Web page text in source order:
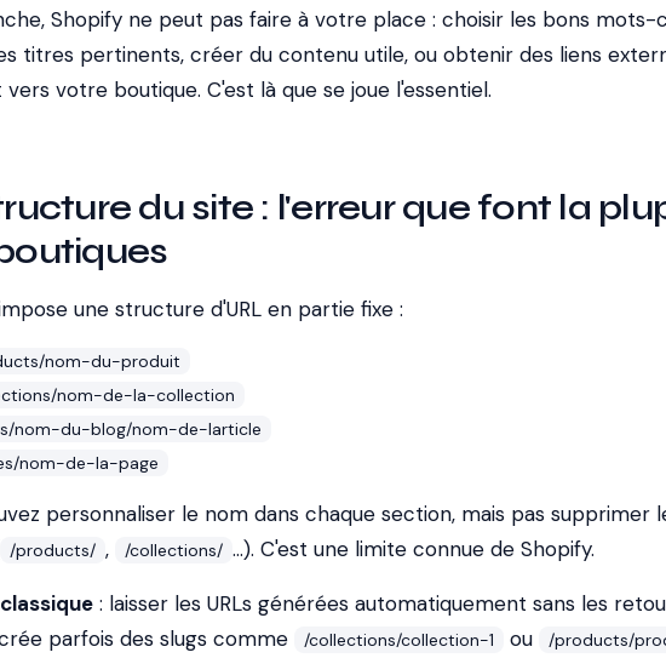
Shopify ne peut pas faire à votre place : choisir les bons mots-
titres pertinents, créer du contenu utile, ou obtenir des liens
votre boutique. C'est là que se joue l'essentiel.
du site : l'erreur que font la
une structure d'URL en partie fixe :
nom-du-produit
nom-de-la-collection
nom-du-blog/nom-de-larticle
nom-de-la-page
personnaliser le nom dans chaque section, mais pas supprimer
/products/ , /collections/ ...). C'est une limite connue de Shopify.
: laisser les URLs générées automatiquement sans les
parfois des slugs comme
/collections/collection-1 ou
/products/